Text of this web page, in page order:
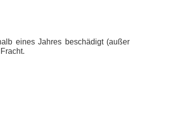
eines Jahres beschädigt (außer